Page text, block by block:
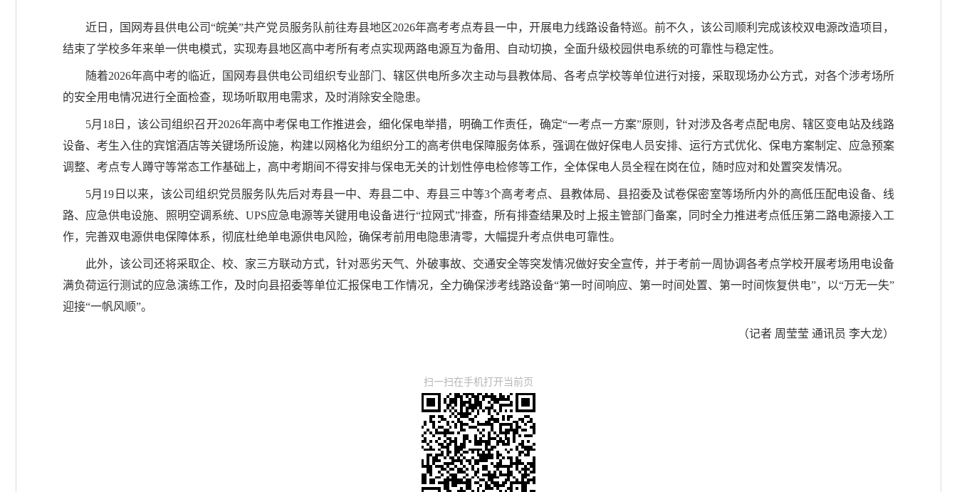
近日，国网寿县供电公司“皖美”共产党员服务队前往寿县地区2026年高考考点寿县一中，开展电力线路设备特巡。前不久，该公司顺利完成该校双电源改造项目，
结束了学校多年来单一供电模式，实现寿县地区高中考所有考点实现两路电源互为备用、自动切换，全面升级校园供电系统的可靠性与稳定性。
随着2026年高中考的临近，国网寿县供电公司组织专业部门、辖区供电所多次主动与县教体局、各考点学校等单位进行对接，采取现场办公方式，对各个涉考场所
的安全用电情况进行全面检查，现场听取用电需求，及时消除安全隐患。
5月18日，该公司组织召开2026年高中考保电工作推进会，细化保电举措，明确工作责任，确定“一考点一方案”原则，针对涉及各考点配电房、辖区变电站及线路
设备、考生入住的宾馆酒店等关键场所设施，构建以网格化为组织分工的高考供电保障服务体系，强调在做好保电人员安排、运行方式优化、保电方案制定、应急预案
调整、考点专人蹲守等常态工作基础上，高中考期间不得安排与保电无关的计划性停电检修等工作，全体保电人员全程在岗在位，随时应对和处置突发情况。
5月19日以来，该公司组织党员服务队先后对寿县一中、寿县二中、寿县三中等3个高考考点、县教体局、县招委及试卷保密室等场所内外的高低压配电设备、线
路、应急供电设施、照明空调系统、UPS应急电源等关键用电设备进行“拉网式”排查，所有排查结果及时上报主管部门备案，同时全力推进考点低压第二路电源接入工
作，完善双电源供电保障体系，彻底杜绝单电源供电风险，确保考前用电隐患清零，大幅提升考点供电可靠性。
此外，该公司还将采取企、校、家三方联动方式，针对恶劣天气、外破事故、交通安全等突发情况做好安全宣传，并于考前一周协调各考点学校开展考场用电设备
满负荷运行测试的应急演练工作，及时向县招委等单位汇报保电工作情况，全力确保涉考线路设备“第一时间响应、第一时间处置、第一时间恢复供电”，以“万无一失”
迎接“一帆风顺”。
（记者 周莹莹 通讯员 李大龙）
扫一扫在手机打开当前页